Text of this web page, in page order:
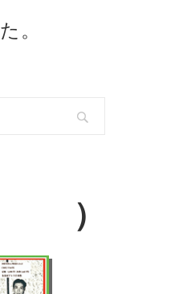
。